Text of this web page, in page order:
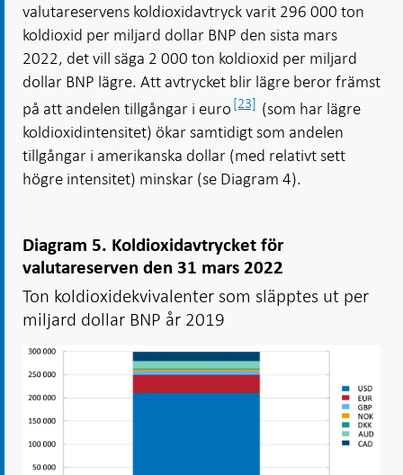
valutareservens koldioxidavtryck varit 296 000 ton
koldioxid per miljard dollar BNP den sista mars
2022, det vill säga 2 000 ton koldioxid per miljard
dollar BNP lägre. Att avtrycket blir lägre beror främst
på att andelen tillgångar i euro [23] (som har lägre
koldioxidintensitet) ökar samtidigt som andelen
tillgångar i amerikanska dollar (med relativt sett
högre intensitet) minskar (se Diagram 4).
Diagram 5. Koldioxidavtrycket för
valutareserven den 31 mars 2022
Ton koldioxidekvivalenter som släpptes ut per
miljard dollar BNP år 2019